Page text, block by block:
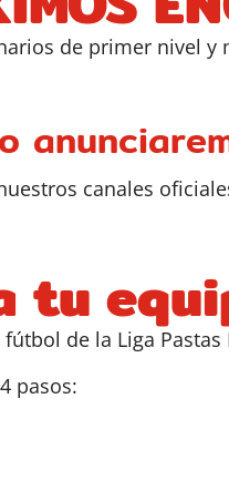
de primer nivel
canales
tu
de la Liga Pastas
pasos: